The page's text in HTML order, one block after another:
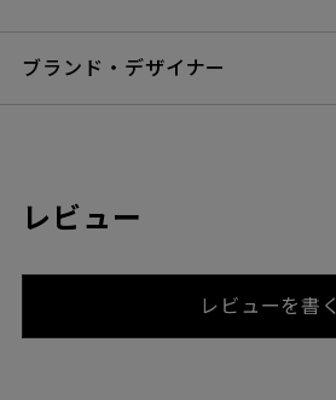
ブランド・デザイナー
レビュー
レビューを書く